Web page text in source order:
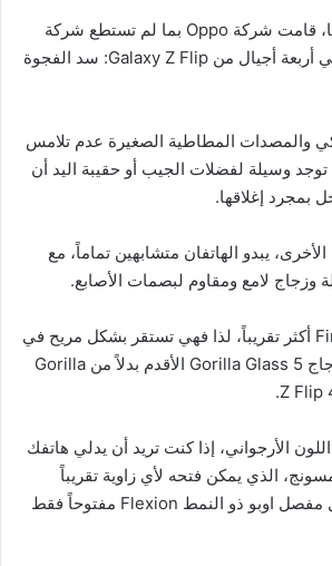
في أول مرة يسأل فيها، قامت شركة Oppo بما لم تستطع شركة
Samsung القيام به في أربعة أجيال من Galaxy Z Flip: سد الفجوة
والمصدات المطاطية الصغيرة عدم تلامس
وسيلة لفضلات الجيب أو حقيبة اليد أن
بمجرد إغلاقها.
يبدو الهاتفان متشابهين تماماً، مع
وزجاج لامع ومقاوم لبصمات الأصابع.
تعد حواف Find N2 Flip أكثر تقريباً، لذا فهي تستقر بشكل مريح في
اليد، ولكنها تستخدم زجاج Gorilla Glass 5 الأقدم بدلاً من Gorilla
الأرجواني، إذا كنت تريد أن يدلي هاتفك
الذي يمكن فتحه لأي زاوية تقريباً
والبقاء في مكانه، يظل مفصل اوبو ذو النمط Flexion مفتوحاً فقط